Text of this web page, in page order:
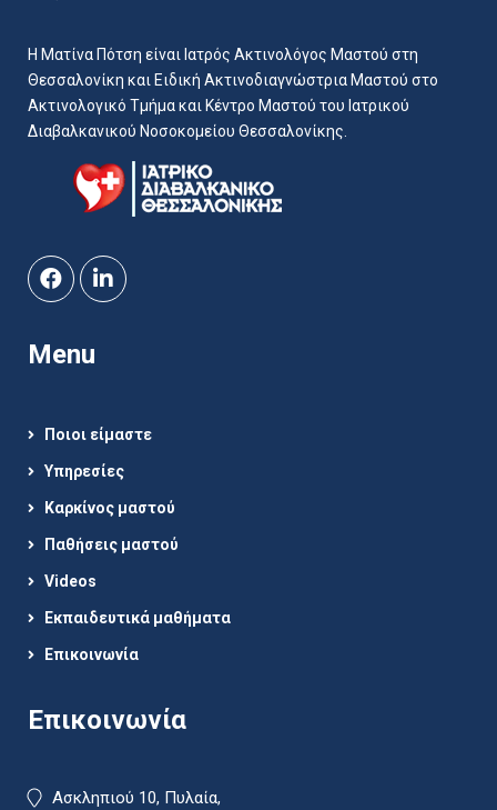
Η Ματίνα Πότση είναι Ιατρός Ακτινολόγος Μαστού στη
Θεσσαλονίκη και Ειδική Ακτινοδιαγνώστρια Μαστού στο
Ακτινολογικό Τμήμα και Κέντρο Μαστού του Ιατρικού
Διαβαλκανικού Νοσοκομείου Θεσσαλονίκης.
Menu
Ποιοι είμαστε
Υπηρεσίες
Καρκίνος μαστού
Παθήσεις μαστού
Videos
Εκπαιδευτικά μαθήματα
Επικοινωνία
Επικοινωνία
Ασκληπιού 10, Πυλαία,